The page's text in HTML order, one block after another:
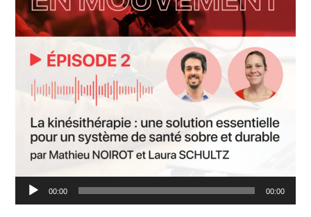
Lecteur
audio
00:00 00:00